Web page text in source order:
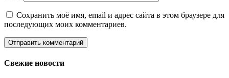
Сохранить моё имя, email и адрес сайта в этом браузере для
последующих моих комментариев.
Свежие новости